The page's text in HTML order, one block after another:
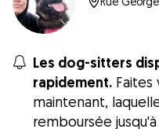
Les dog-sitters
rapidement.
maintenant,
remboursée